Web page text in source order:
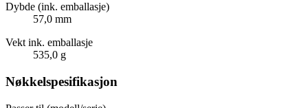
Dybde (ink. emballasje)
57,0 mm
Vekt ink. emballasje
535,0 g
Nøkkelspesifikasjon